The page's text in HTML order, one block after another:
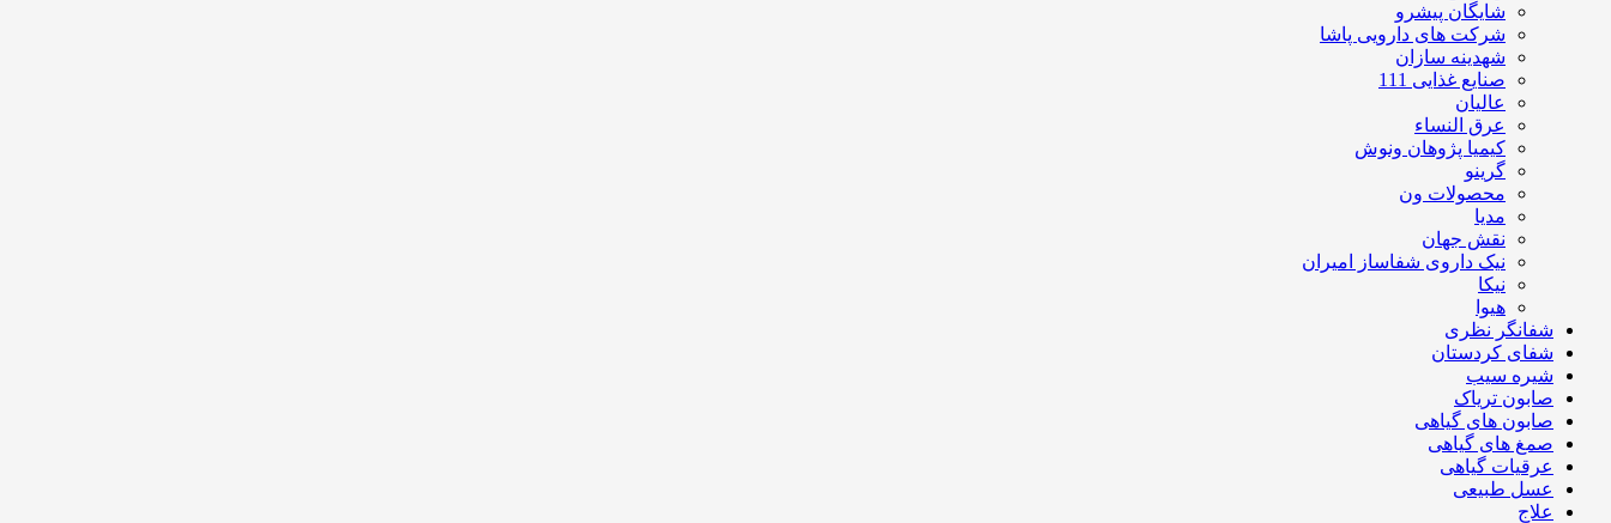
شایگان پیشرو
شرکت های دارویی پاشا
شهدینه سازان
صنایع غذایی 111
عالیان
عرق النساء
کیمیا پژوهان ونوش
گرینو
محصولات ون
مدیا
نقش جهان
نیک داروی شفاساز امیران
نیکا
هیوا
شفانگر نظری
شفای کردستان
شیره سیب
صابون تریاک
صابون های گیاهی
صمغ های گیاهی
عرقیات گیاهی
عسل طبیعی
علاج